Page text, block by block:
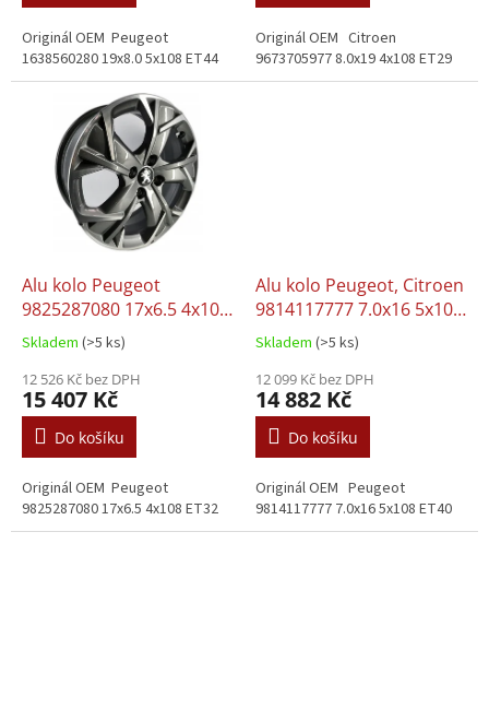
Originál OEM Peugeot
1638560280 19x8.0 5x108 ET44
Originál OEM Citroen
9673705977 8.0x19 4x108 ET29
Alu kolo Peugeot
9825287080 17x6.5 4x108
ET32
Skladem (>5 ks)
12 526 Kč bez DPH
15 407 Kč
Do košíku
Originál OEM Peugeot
9825287080 17x6.5 4x108 ET32
Alu kolo Peugeot, Citroen
9814117777 7.0x16 5x108
ET40
Skladem (>5 ks)
12 099 Kč bez DPH
14 882 Kč
Do košíku
Originál OEM Peugeot
9814117777 7.0x16 5x108 ET40